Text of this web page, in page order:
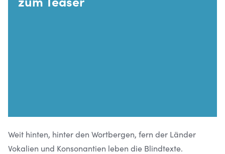
Weit hinten, hinter den Wortbergen, fern der Länder
Vokalien und Konsonantien leben die Blindtexte.